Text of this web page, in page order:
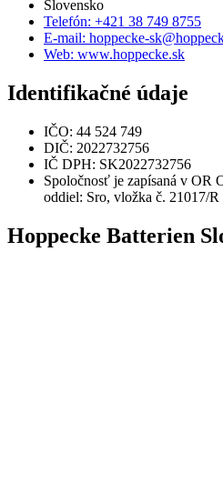
Slovensko
Telefón: +421 38 749 8755
E-mail: hoppecke-
Web: www.hoppecke.sk
Identifikačné údaje
IČO: 44 524 749
DIČ: 2022732756
IČ DPH: SK2022732756
Spoločnosť je zapísaná v OR
oddiel: Sro, vložka č. 21017/R
Hoppecke Batterien